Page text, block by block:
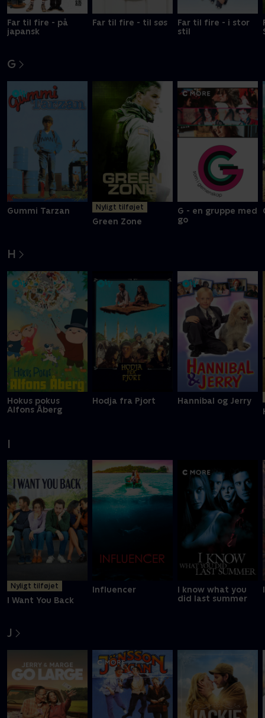
Far til fire - på
japansk
Far til fire - til søs
Far til fire - i stor
stil
G
Gummi Tarzan Nyligt tilføjet
Green Zone
G - en gruppe med
go
H
Hokus pokus
Alfons Åberg
Hodja fra Pjort
Hannibal og Jerry
I
Nyligt tilføjet
I Want You Back
Influencer
I know what you
did last summer
J